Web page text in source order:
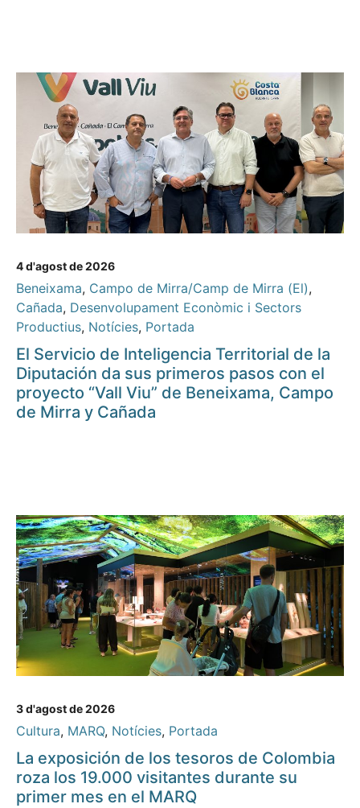
4 d'agost de 2026
Beneixama, Campo de Mirra/Camp de Mirra (El),
Cañada, Desenvolupament Econòmic i Sectors
Productius, Notícies, Portada
El Servicio de Inteligencia Territorial de la
Diputación da sus primeros pasos con el
proyecto “Vall Viu” de Beneixama, Campo
de Mirra y Cañada
3 d'agost de 2026
Cultura, MARQ, Notícies, Portada
La exposición de los tesoros de Colombia
roza los 19.000 visitantes durante su
primer mes en el MARQ